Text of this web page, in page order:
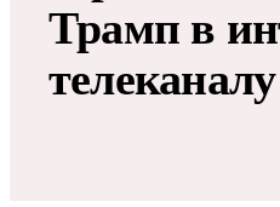
Трамп в